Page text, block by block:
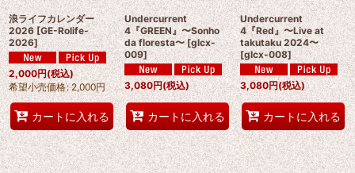
浪ライフカレンダー
2026 [GE-Rolife-
2026]
2,000円(税込)
希望小売価格: 2,000円
カートに入れる
Undercurrent
4『GREEN』〜Sonho
da floresta〜 [glcx-
009]
3,080円(税込)
カートに入れる
Undercurrent
4『Red』〜Live at
takutaku 2024〜
[glcx-008]
3,080円(税込)
カートに入れる